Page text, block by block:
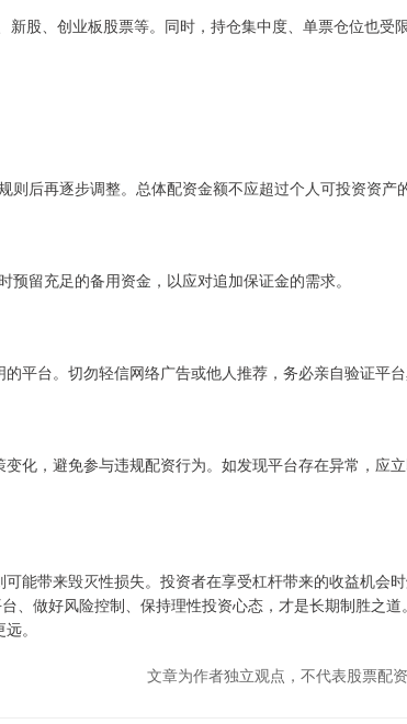
股、创业板股票等。同时，持仓集中度、单票仓位也受
后再逐步调整。总体配资金额不应超过个人可投资资产的
留充足的备用资金，以应对追加保证金的需求。
平台。切勿轻信网络广告或他人推荐，务必亲自验证平台
化，避免参与违规配资行为。如发现平台存在异常，应
能带来毁灭性损失。投资者在享受杠杆带来的收益机会
、做好风险控制、保持理性投资心态，才是长期制胜之道
。
文章为作者独立观点，不代表股票配